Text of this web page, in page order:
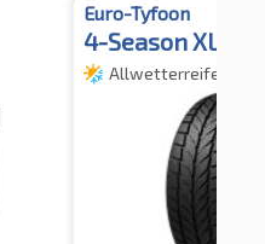
Euro-Tyfoon
4-Season XL
Allwetterreifen